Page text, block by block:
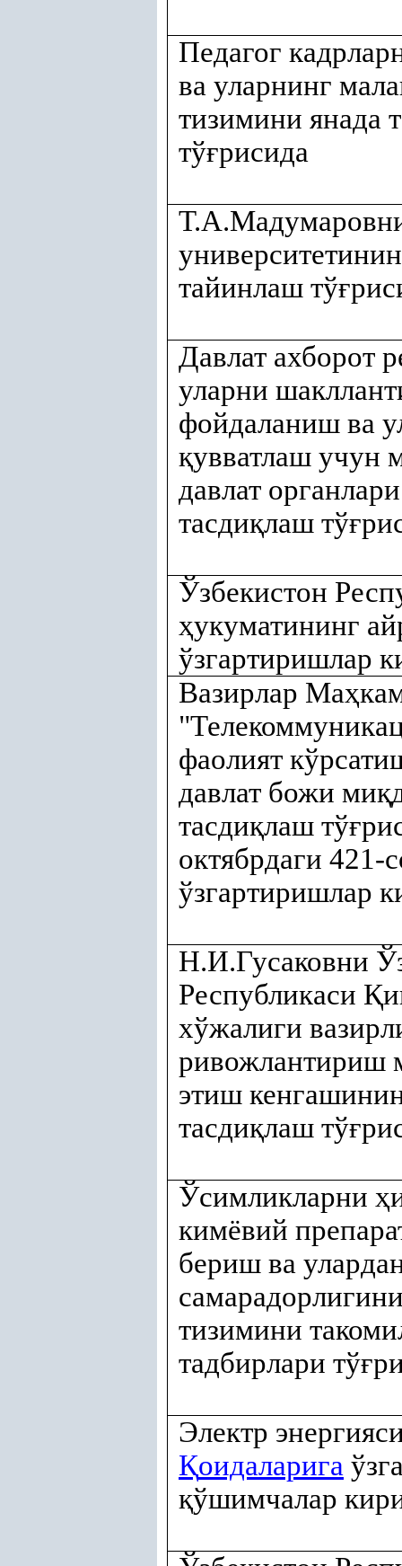
Педагог
ва уларнинг
тизимини янада
тўғрисида
тайинлаш тўғ
Давлат ахборот
уларни
фойдаланиш ва
қувватлаш учун
давлат
тасдиқлаш тўғ
Ўзбекистон
ҳукуматининг
ўзгартиришлар
Вазирлар Маҳ
фаолият
давлат божи миқ
тасдиқлаш тўғ
октябрдаги 421-
ўзгартиришлар
Н.И.Гусаковни
Республикаси Қ
хўжалиги
ривожлантириш
этиш
тасдиқлаш тўғ
Ўсимликларни ҳ
кимёвий
бериш ва
тизимини
тадбирлари тўғ
Электр
Қоидаларига
қўшимчалар